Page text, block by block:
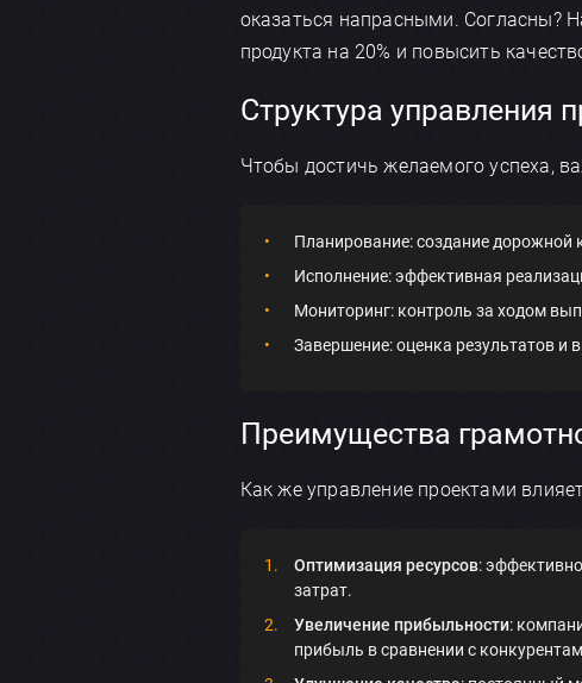
оказаться напрасными. Согласны?
продукта на 20% и повысить
Структура управления
Чтобы достичь желаемого успеха,
Планирование: создание дорожной
Исполнение: эффективная
Мониторинг: контроль за ходом
Завершение: оценка результатов и
Преимущества
Как же управление проектами
Оптимизация ресурсов:
затрат.
Увеличение прибыльности:
прибыль в сравнении с